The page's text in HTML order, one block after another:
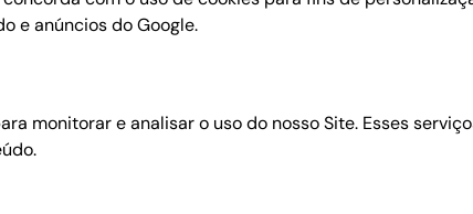
e anúncios do Google.
monitorar e analisar o uso do nosso Site. Esses